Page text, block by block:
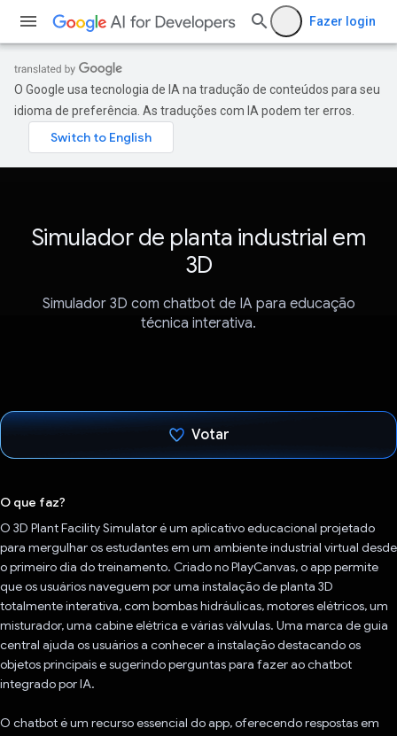
Fazer login
O Google usa tecnologia de IA na tradução de conteúdos para seu
idioma de preferência. As traduções com IA podem ter erros.
Simulador de planta industrial em
3D
Simulador 3D com chatbot de IA para educação
técnica interativa.
Votar
O que faz?
O 3D Plant Facility Simulator é um aplicativo educacional projetado
para mergulhar os estudantes em um ambiente industrial virtual desde
o primeiro dia do treinamento. Criado no PlayCanvas, o app permite
que os usuários naveguem por uma instalação de planta 3D
totalmente interativa, com bombas hidráulicas, motores elétricos, um
misturador, uma cabine elétrica e várias válvulas. Uma marca de guia
central ajuda os usuários a conhecer a instalação destacando os
objetos principais e sugerindo perguntas para fazer ao chatbot
integrado por IA.
O chatbot é um recurso essencial do app, oferecendo respostas em